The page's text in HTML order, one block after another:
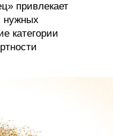
привлекает
нужных
категории